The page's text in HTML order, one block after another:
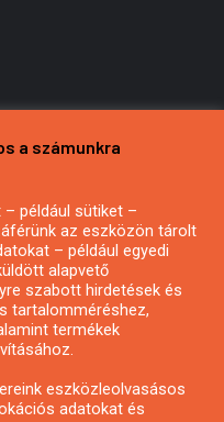
hírlevél
a számunkra
például sütiket –
az eszközön tárolt
– például egyedi
alapvető
szabott hirdetések és
tartalomméréshez,
termékek
eszközleolvasásos
adatokat és